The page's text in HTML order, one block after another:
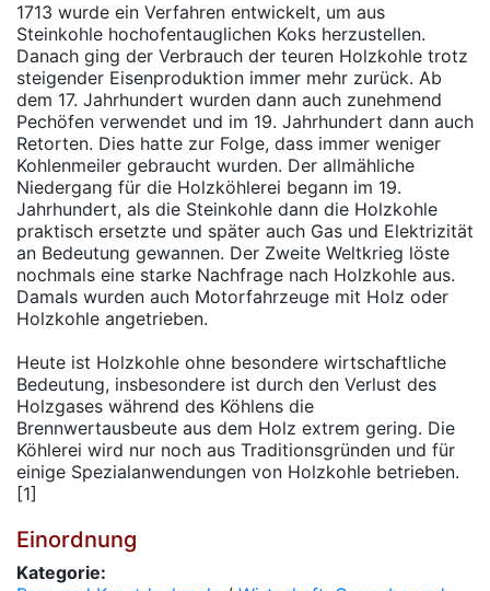
1713 wurde ein Verfahren entwickelt, um aus
Steinkohle hochofentauglichen Koks herzustellen.
Danach ging der Verbrauch der teuren Holzkohle trotz
steigender Eisenproduktion immer mehr zurück. Ab
dem 17. Jahrhundert wurden dann auch zunehmend
Pechöfen verwendet und im 19. Jahrhundert dann auch
Retorten. Dies hatte zur Folge, dass immer weniger
Kohlenmeiler gebraucht wurden. Der allmähliche
Niedergang für die Holzköhlerei begann im 19.
Jahrhundert, als die Steinkohle dann die Holzkohle
praktisch ersetzte und später auch Gas und Elektrizität
an Bedeutung gewannen. Der Zweite Weltkrieg löste
nochmals eine starke Nachfrage nach Holzkohle aus.
Damals wurden auch Motorfahrzeuge mit Holz oder
Holzkohle angetrieben.
Heute ist Holzkohle ohne besondere wirtschaftliche
Bedeutung, insbesondere ist durch den Verlust des
Holzgases während des Köhlens die
Brennwertausbeute aus dem Holz extrem gering. Die
Köhlerei wird nur noch aus Traditionsgründen und für
einige Spezialanwendungen von Holzkohle betrieben.
[1]
Einordnung
Kategorie: